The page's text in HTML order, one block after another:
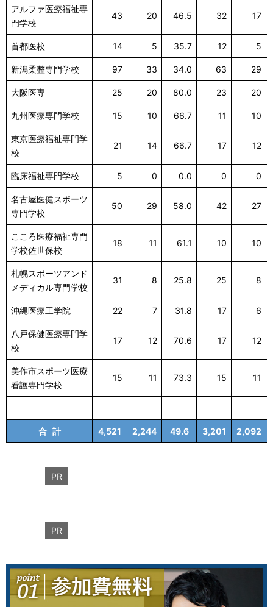
アルファ医療福祉専
門学校
43 20 46.5 32 17
首都医校 14 5 35.7 12 5
新潟柔整専門学校 97 33 34.0 63 29
大阪医専 25 20 80.0 23 20
九州医療専門学校 15 10 66.7 11 10
東京医療福祉専門学
校
21 14 66.7 17 12
臨床福祉専門学校 5 0 0.0 0 0
名古屋医健スポーツ
専門学校
50 29 58.0 42 27
こころ医療福祉専門
学校佐世保校
18 11 61.1 10 10
札幌スポーツアンド
メディカル専門学校
31 8 25.8 25 8
沖縄医療工学院 22 7 31.8 17 6
八戸保健医療専門学
校
17 12 70.6 17 12
美作市スポーツ医療
看護専門学校
15 11 73.3 15 11
合 計 4,521 2,244 49.6 3,201 2,092
PR
PR